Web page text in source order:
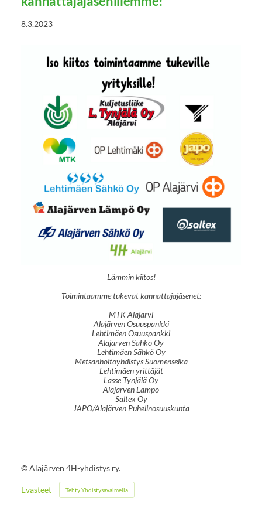
8.3.2023
Lämmin kiitos!
Toimintaamme tukevat kannattajajäsenet:
MTK Alajärvi
Alajärven Osuuspankki
Lehtimäen Osuuspankki
Alajärven Sähkö Oy
Lehtimäen Sähkö Oy
Metsänhoitoyhdistys Suomenselkä
Lehtimäen yrittäjät
Lasse Tynjälä Oy
Alajärven Lämpö
Saltex Oy
JAPO/Alajärven Puhelinosuuskunta
©Alajärven 4H-yhdistys ry.
Evästeet Tehty Yhdistysavaimella